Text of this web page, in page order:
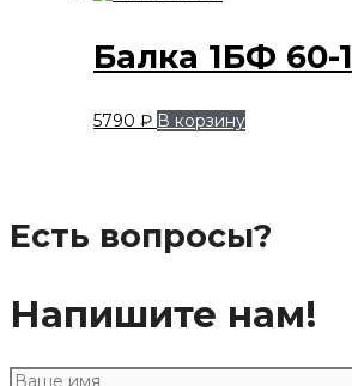
Балка 1БФ 60-1
5790 ₽ В корзину
Есть вопросы?
Напишите нам!